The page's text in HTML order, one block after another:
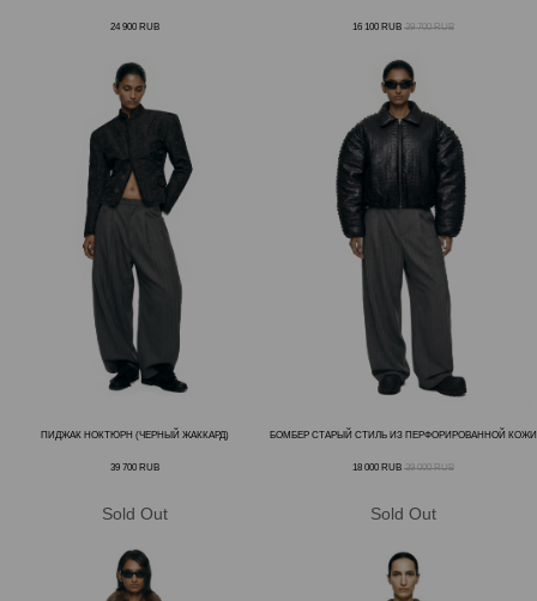
24 900 RUB 16 100 RUB 39 700 RUB
ПИДЖАК НОКТЮРН (ЧЕРНЫЙ ЖАККАРД)
39 700 RUB
БОМБЕР СТАРЫЙ СТИЛЬ ИЗ ПЕРФОРИРОВАННОЙ КОЖИ
18 000 RUB 39 000 RUB